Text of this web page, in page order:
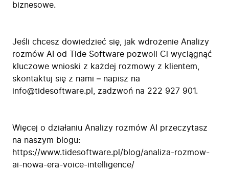
Firma
Produkty
Branże
Bezpieczeństwo
Kontakt
biznesowe.
Jeśli chcesz dowiedzieć się, jak wdrożenie Analizy
rozmów AI od Tide Software pozwoli Ci wyciągnąć
kluczowe wnioski z każdej rozmowy z klientem,
skontaktuj się z nami – napisz na
info@tidesoftware.pl, zadzwoń na 222 927 901.
Więcej o działaniu Analizy rozmów AI przeczytasz
na naszym blogu:
https://www.tidesoftware.pl/blog/analiza-rozmow-
ai-nowa-era-voice-intelligence/